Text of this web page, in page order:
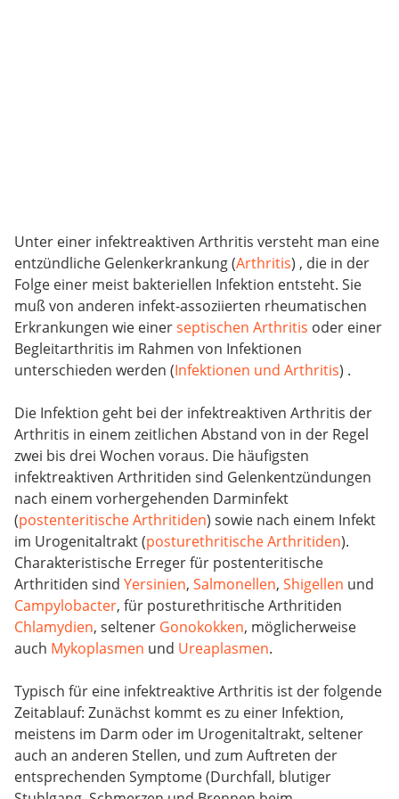
Unter einer infektreaktiven Arthritis versteht man eine
entzündliche Gelenkerkrankung (Arthritis) , die in der
Folge einer meist bakteriellen Infektion entsteht. Sie
muß von anderen infekt-assoziierten rheumatischen
Erkrankungen wie einerseptischen Arthritis oder einer
Begleitarthritis im Rahmen von Infektionen
unterschieden werden (Infektionen und Arthritis) .
Die Infektion geht bei der infektreaktiven Arthritis der
Arthritis in einem zeitlichen Abstand von in der Regel
zwei bis drei Wochen voraus. Die häufigsten
infektreaktiven Arthritiden sind Gelenkentzündungen
nach einem vorhergehenden Darminfekt
(postenteritische Arthritiden) sowie nach einem Infekt
im Urogenitaltrakt (posturethritische Arthritiden).
Charakteristische Erreger für postenteritische
Arthritiden sind Yersinien, Salmonellen, Shigellen und
Campylobacter, für posturethritische Arthritiden
Chlamydien, seltener Gonokokken, möglicherweise
auch Mykoplasmen und Ureaplasmen.
Typisch für eine infektreaktive Arthritis ist der folgende
Zeitablauf: Zunächst kommt es zu einer Infektion,
meistens im Darm oder im Urogenitaltrakt, seltener
auch an anderen Stellen, und zum Auftreten der
entsprechenden Symptome (Durchfall, blutiger